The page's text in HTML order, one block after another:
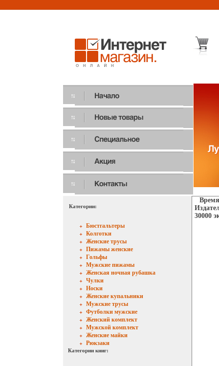
Категории:
Бюстгальтеры
Колготки
Женские трусы
Пижамы женские
Гольфы
Мужские пижамы
Женская ночная рубашка
Чулки
Носки
Женские купальники
Мужские трусы
Футболки мужские
Женский комплект
Мужской комплект
Женские майки
Рюкзаки
Категории книг:
30000